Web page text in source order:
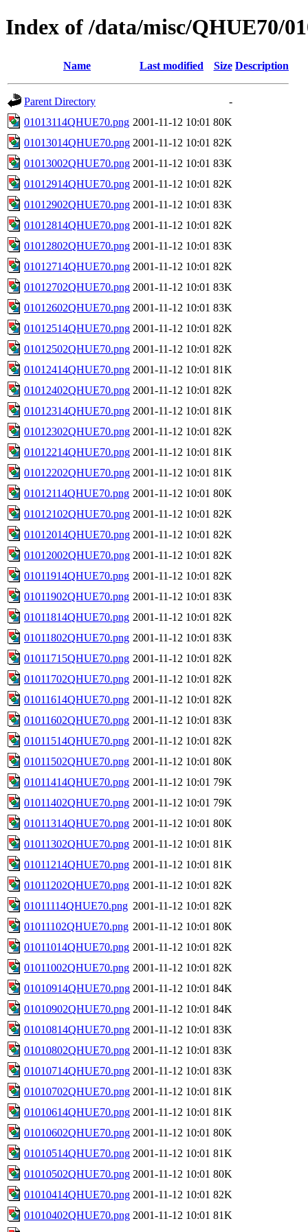
Index of /data/misc/QHUE70/
Name Last modified Size Description
Parent Directory
-
01013114QHUE70.png 2001-11-12 10:01 80K
01013014QHUE70.png 2001-11-12 10:01 82K
01013002QHUE70.png 2001-11-12 10:01 83K
01012914QHUE70.png 2001-11-12 10:01 82K
01012902QHUE70.png 2001-11-12 10:01 83K
01012814QHUE70.png 2001-11-12 10:01 82K
01012802QHUE70.png 2001-11-12 10:01 83K
01012714QHUE70.png 2001-11-12 10:01 82K
01012702QHUE70.png 2001-11-12 10:01 83K
01012602QHUE70.png 2001-11-12 10:01 83K
01012514QHUE70.png 2001-11-12 10:01 82K
01012502QHUE70.png 2001-11-12 10:01 82K
01012414QHUE70.png 2001-11-12 10:01 81K
01012402QHUE70.png 2001-11-12 10:01 82K
01012314QHUE70.png 2001-11-12 10:01 81K
01012302QHUE70.png 2001-11-12 10:01 82K
01012214QHUE70.png 2001-11-12 10:01 81K
01012202QHUE70.png 2001-11-12 10:01 81K
01012114QHUE70.png 2001-11-12 10:01 80K
01012102QHUE70.png 2001-11-12 10:01 82K
01012014QHUE70.png 2001-11-12 10:01 82K
01012002QHUE70.png 2001-11-12 10:01 82K
01011914QHUE70.png 2001-11-12 10:01 82K
01011902QHUE70.png 2001-11-12 10:01 83K
01011814QHUE70.png 2001-11-12 10:01 82K
01011802QHUE70.png 2001-11-12 10:01 83K
01011715QHUE70.png 2001-11-12 10:01 82K
01011702QHUE70.png 2001-11-12 10:01 82K
01011614QHUE70.png 2001-11-12 10:01 82K
01011602QHUE70.png 2001-11-12 10:01 83K
01011514QHUE70.png 2001-11-12 10:01 82K
01011502QHUE70.png 2001-11-12 10:01 80K
01011414QHUE70.png 2001-11-12 10:01 79K
01011402QHUE70.png 2001-11-12 10:01 79K
01011314QHUE70.png 2001-11-12 10:01 80K
01011302QHUE70.png 2001-11-12 10:01 81K
01011214QHUE70.png 2001-11-12 10:01 81K
01011202QHUE70.png 2001-11-12 10:01 82K
01011114QHUE70.png 2001-11-12 10:01 82K
01011102QHUE70.png 2001-11-12 10:01 80K
01011014QHUE70.png 2001-11-12 10:01 82K
01011002QHUE70.png 2001-11-12 10:01 82K
01010914QHUE70.png 2001-11-12 10:01 84K
01010902QHUE70.png 2001-11-12 10:01 84K
01010814QHUE70.png 2001-11-12 10:01 83K
01010802QHUE70.png 2001-11-12 10:01 83K
01010714QHUE70.png 2001-11-12 10:01 83K
01010702QHUE70.png 2001-11-12 10:01 81K
01010614QHUE70.png 2001-11-12 10:01 81K
01010602QHUE70.png 2001-11-12 10:01 80K
01010514QHUE70.png 2001-11-12 10:01 81K
01010502QHUE70.png 2001-11-12 10:01 80K
01010414QHUE70.png 2001-11-12 10:01 82K
01010402QHUE70.png 2001-11-12 10:01 81K